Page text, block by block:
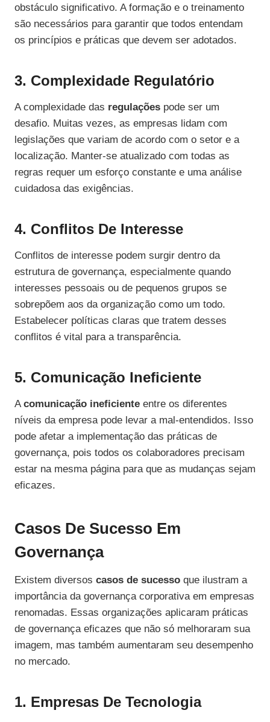
obstáculo significativo. A formação e o treinamento
são necessários para garantir que todos entendam
os princípios e práticas que devem ser adotados.
3. Complexidade Regulatório
A complexidade das regulações pode ser um
desafio. Muitas vezes, as empresas lidam com
legislações que variam de acordo com o setor e a
localização. Manter-se atualizado com todas as
regras requer um esforço constante e uma análise
cuidadosa das exigências.
4. Conflitos De Interesse
Conflitos de interesse podem surgir dentro da
estrutura de governança, especialmente quando
interesses pessoais ou de pequenos grupos se
sobrepõem aos da organização como um todo.
Estabelecer políticas claras que tratem desses
conflitos é vital para a transparência.
5. Comunicação Ineficiente
Acomunicação ineficiente entre os diferentes
níveis da empresa pode levar a mal-entendidos. Isso
pode afetar a implementação das práticas de
governança, pois todos os colaboradores precisam
estar na mesma página para que as mudanças sejam
eficazes.
Casos De Sucesso Em
Governança
Existem diversos casos de sucesso que ilustram a
importância da governança corporativa em empresas
renomadas. Essas organizações aplicaram práticas
de governança eficazes que não só melhoraram sua
imagem, mas também aumentaram seu desempenho
no mercado.
1. Empresas De Tecnologia